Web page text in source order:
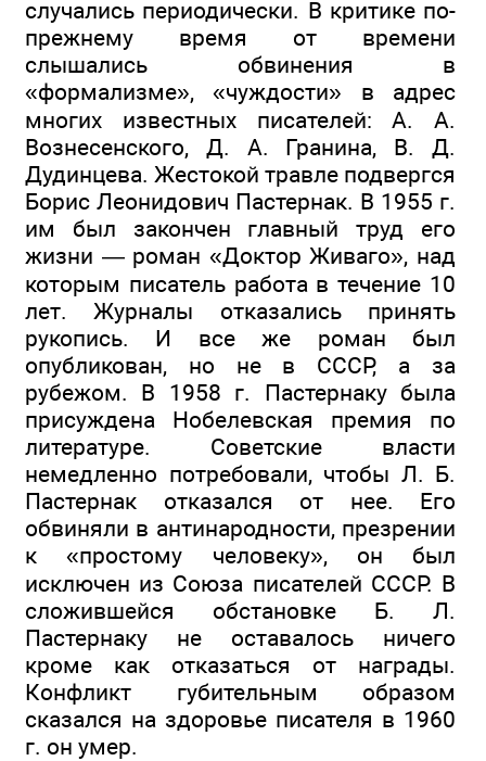
случались периодически. В критике по-
прежнему время от времени
слышались обвинения в
«формализме», «чуждости» в адрес
многих известных писателей: А. А.
Вознесенского, Д. А. Гранина, В. Д.
Дудинцева. Жестокой травле подвергся
Борис Леонидович Пастернак. В 1955 г.
им был закончен главный труд его
жизни — роман «Доктор Живаго», над
которым писатель работа в течение 10
лет. Журналы отказались принять
рукопись. И все же роман был
опубликован, но не в СССР, а за
рубежом. В 1958 г. Пастернаку была
присуждена Нобелевская премия по
литературе. Советские власти
немедленно потребовали, чтобы Л. Б.
Пастернак отказался от нее. Его
обвиняли в антинародности, презрении
к «простому человеку», он был
исключен из Союза писателей СССР. В
сложившейся обстановке Б. Л.
Пастернаку не оставалось ничего
кроме как отказаться от награды.
Конфликт губительным образом
сказался на здоровье писателя в 1960
г. он умер.